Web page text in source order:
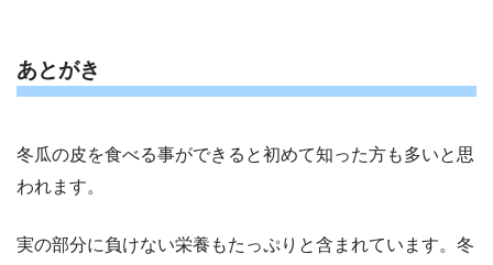
あとがき
冬瓜の皮を食べる事ができると初めて知った方も多いと思
われます。
実の部分に負けない栄養もたっぷりと含まれています。冬